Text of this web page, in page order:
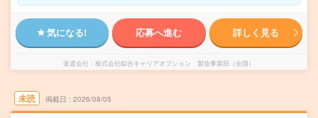
気になる! 応募へ進む 詳しく見る
派遣会社 株式会社綜合キャリアオプション 製造事業部（全国）
未読 掲載日 2026/08/05